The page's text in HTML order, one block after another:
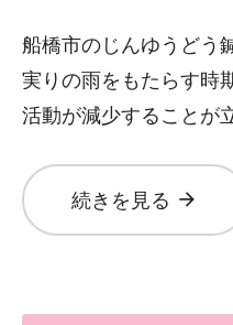
船橋市のじんゆうどう
実りの雨をもたらす時
活動が減少することが
続きを見る arrow_forward